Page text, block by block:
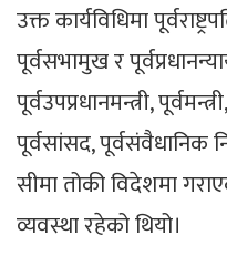
उक्त कार्यविधिमा
पूर्वसभामुख र
पूर्वउपप्रधानमन्त्री,
पूर्वसांसद, पूर्वसंवैधानिक
सीमा तोकी विदेशमा
व्यवस्था रहेको थियो।